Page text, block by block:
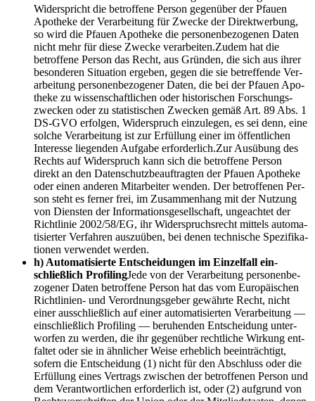
Wider­spricht die betrof­fe­ne Per­son gegen­über der Pfau­en
Apo­the­ke der Ver­ar­bei­tung für Zwe­cke der Direkt­wer­bung,
so wird die Pfau­en Apo­the­ke die per­so­nen­be­zo­ge­nen Daten
nicht mehr für die­se Zwe­cke verarbeiten.Zudem hat die
betrof­fe­ne Per­son das Recht, aus Grün­den, die sich aus ihrer
beson­de­ren Situa­ti­on erge­ben, gegen die sie betref­fen­de Ver­
ar­bei­tung per­so­nen­be­zo­ge­ner Daten, die bei der Pfau­en Apo­
the­ke zu wis­sen­schaft­li­chen oder his­to­ri­schen For­schungs­
zwe­cken oder zu sta­tis­ti­schen Zwe­cken gemäß Art. 89 Abs. 1
DS-GVO erfol­gen, Wider­spruch ein­zu­le­gen, es sei denn, eine
sol­che Ver­ar­bei­tung ist zur Erfül­lung einer im öffent­li­chen
Inter­es­se lie­gen­den Auf­ga­be erforderlich.Zur Aus­übung des
Rechts auf Wider­spruch kann sich die betrof­fe­ne Per­son
direkt an den Daten­schutz­be­auf­trag­ten der Pfau­en Apo­the­ke
oder einen ande­ren Mit­ar­bei­ter wen­den. Der betrof­fe­nen Per­
son steht es fer­ner frei, im Zusam­men­hang mit der Nut­zung
von Diens­ten der Infor­ma­ti­ons­ge­sell­schaft, unge­ach­tet der
Richt­li­nie 2002/58/EG, ihr Wider­spruchs­recht mit­tels auto­ma­
ti­sier­ter Ver­fah­ren aus­zu­üben, bei denen tech­ni­sche Spe­zi­fi­ka­
tio­nen ver­wen­det werden.
h) Auto­ma­ti­sier­te Ent­schei­dun­gen im Ein­zel­fall ein­
schließ­lich Pro­fil­ingJede von der Ver­ar­bei­tung per­so­nen­be­
zo­ge­ner Daten betrof­fe­ne Per­son hat das vom Euro­päi­schen
Richt­li­ni­en- und Ver­ord­nungs­ge­ber gewähr­te Recht, nicht
einer aus­schließ­lich auf einer auto­ma­ti­sier­ten Ver­ar­bei­tung —
ein­schließ­lich Pro­fil­ing — beru­hen­den Ent­schei­dung unter­
wor­fen zu wer­den, die ihr gegen­über recht­li­che Wir­kung ent­
fal­tet oder sie in ähn­li­cher Wei­se erheb­lich beein­träch­tigt,
sofern die Ent­schei­dung (1) nicht für den Abschluss oder die
Erfül­lung eines Ver­trags zwi­schen der betrof­fe­nen Per­son und
dem Ver­ant­wort­li­chen erfor­der­lich ist, oder (2) auf­grund von